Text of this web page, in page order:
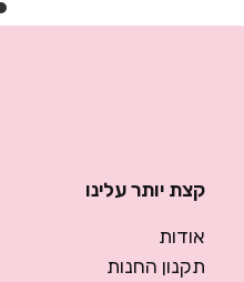
קצת יותר עלינו
אודות
תקנון החנות